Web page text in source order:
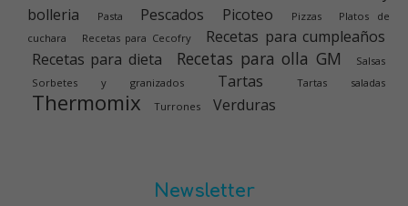
bolleria
Pasta Pescados Picoteo Pizzas
Platos de
cuchara
Recetas para Cecofry
Recetas para cumpleaños
Recetas para dieta
Recetas para olla GM
Salsas
Sorbetes y granizados
Tartas Tartas saladas
Thermomix Turrones Verduras
Newsletter